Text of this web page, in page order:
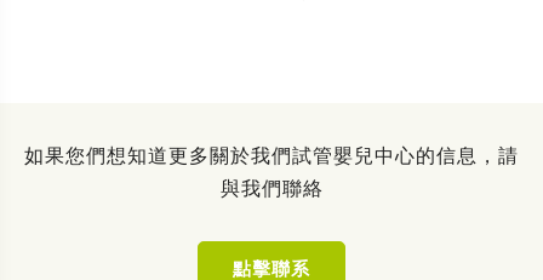
如果您們想知道更多關於我們試管嬰兒中心的信息，請
與我們聯絡
點擊聯系